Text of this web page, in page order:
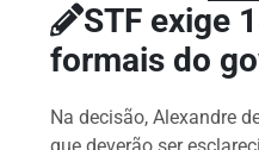
STF exige
formais do
Na decisão, Alexandre